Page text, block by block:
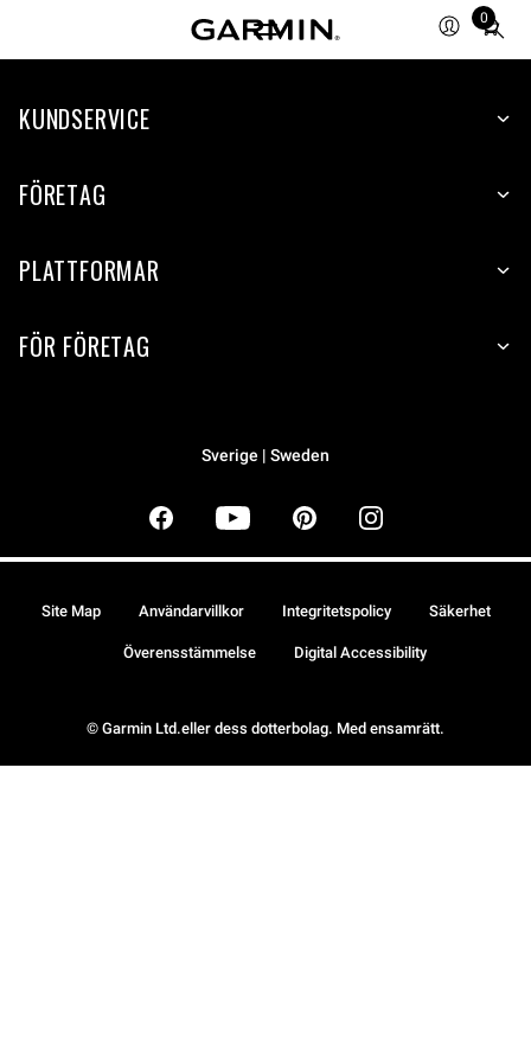
0
Total
items
cart:
KUNDSERVICE
FÖRETAG
PLATTFORMAR
FÖR FÖRETAG
Sverige | Sweden
© Garmin Ltd.eller dess dotterbolag. Med ensamrätt.
Site Map Användarvillkor Integritetspolicy Säkerhet
Överensstämmelse Digital Accessibility